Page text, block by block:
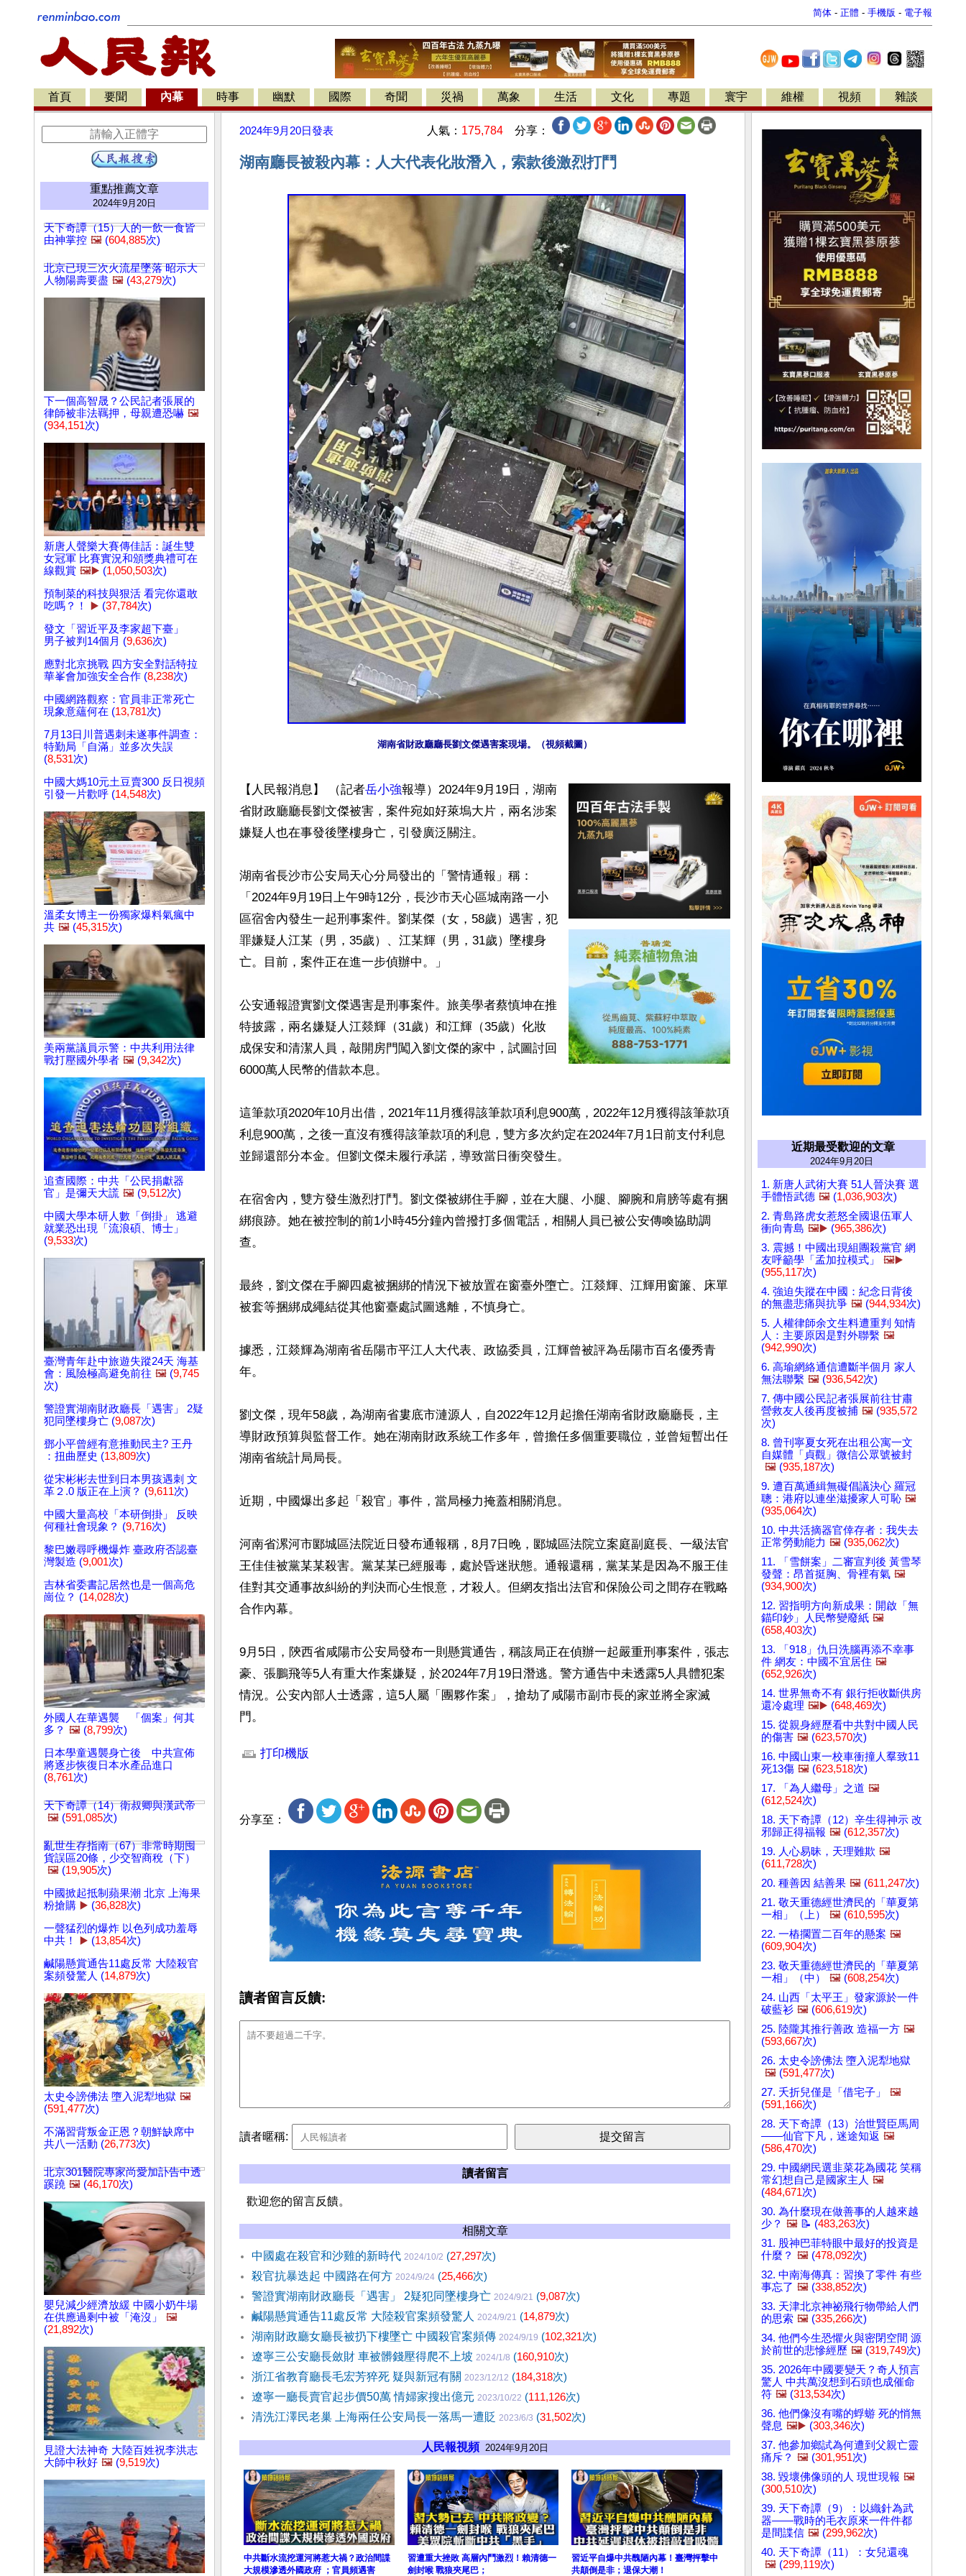
简体 - 正體 - 手機版 - 電子報
首頁 要聞 內幕 時事 幽默 國際 奇聞 災禍 萬象 生活 文化 專題 寰宇 維權 視頻 雜談
重點推薦文章
2024年9月20日
天下奇譚（15）人的一飲一食皆
由神掌控 🖼️ (604,885次)
北京已現三次火流星墜落 昭示大
人物陽壽要盡 🖼️ (43,279次)
下一個高智晟？公民記者張展的
律師被非法羈押，母親遭恐​​嚇 🖼️
(934,151次)
新唐人聲樂大賽傳佳話：誕生雙
女冠軍 比賽實況和頒獎典禮可在
線觀賞 🖼️▶️ (1,050,503次)
預制菜的科技與狠活 看完你還敢
吃嗎？！
▶️ (37,784次)
發文「習近平及李家超下臺」
男子被判14個月 (9,636次)
應對北京挑戰 四方安全對話特拉
華峯會加強安全合作 (8,238次)
中國網路觀察：官員非正常死亡
現象意蘊何在 (13,781次)
7月13日川普遇刺未遂事件調查：
特勤局「自滿」並多次失誤
(8,531次)
中國大媽10元土豆賣300 反日視頻
引發一片歡呼 (14,548次)
溫柔女博主一份獨家爆料氣瘋中
共 🖼️ (45,315次)
美兩黨議員示警：中共利用法律
戰打壓國外學者 🖼️ (9,342次)
追查國際：中共「公民捐獻器
官」是彌天大謊 🖼️ (9,512次)
中國大學本研人數「倒掛」 逃避
就業恐出現「流浪碩、博士」
(9,533次)
臺灣青年赴中旅遊失蹤24天 海基
會：風險極高避免前往 🖼️ (9,745
次)
警證實湖南財政廳長「遇害」 2疑
犯同墜樓身亡 (9,087次)
鄧小平曾經有意推動民主? 王丹
：扭曲歷史 (13,809次)
從宋彬彬去世到日本男孩遇刺 文
革２.0 版正在上演？ (9,611次)
中國大量高校「本研倒掛」 反映
何種社會現象？ (9,716次)
黎巴嫩尋呼機爆炸 臺政府否認臺
灣製造 (9,001次)
吉林省委書記居然也是一個高危
崗位？ (14,028次)
外國人在華遇襲 「個案」何其
多？ 🖼️ (8,799次)
日本學童遇襲身亡後 中共宣佈
將逐步恢復日本水產品進口
(8,761次)
天下奇譚（14）衛叔卿與漢武帝
🖼️ (591,085次)
亂世生存指南（67）非常時期囤
貨誤區20條，少交智商稅（下）
🖼️ (19,905次)
中國掀起抵制蘋果潮 北京 上海果
粉搶購 ▶️ (36,828次)
一聲猛烈的爆炸 以色列成功羞辱
中共！
▶️ (13,854次)
鹹陽懸賞通告11處反常 大陸殺官
案頻發驚人 (14,879次)
太史令謗佛法 墮入泥犁地獄 🖼️
(591,477次)
不滿習背叛金正恩？朝鮮缺席中
共八一活動 (26,773次)
北京301醫院專家尚愛加訃告中透
蹊蹺 🖼️ (46,170次)
嬰兒減少經濟放緩 中國小奶牛場
在供應過剩中被「淹沒」
🖼️
(21,892次)
見證大法神奇 大陸百姓祝李洪志
大師中秋好 🖼️ (9,519次)
2024年9月20日發表 人氣： 175,784 分享：
湖南廳長被殺內幕：人大代表化妝潛入，索款後激烈打鬥
湖南省財政廳廳長劉文傑遇害案現場。（視頻截圖）
【人民報消息】 （記者岳小強報導）2024年9月19日，湖南
省財政廳廳長劉文傑被害，案件宛如好萊塢大片，兩名涉案
嫌疑人也在事發後墜樓身亡，引發廣泛關注。
湖南省長沙市公安局天心分局發出的「警情通報」稱：
「2024年9月19日上午9時12分，長沙市天心區城南路一小
區宿舍內發生一起刑事案件。劉某傑（女，58歲）遇害，犯
罪嫌疑人江某（男，35歲）、江某輝（男，31歲）墜樓身
亡。目前，案件正在進一步偵辦中。」
公安通報證實劉文傑遇害是刑事案件。旅美學者蔡慎坤在推
特披露，兩名嫌疑人江燚輝（31歲）和江輝（35歲）化妝
成保安和清潔人員，敲開房門闖入劉文傑的家中，試圖討回
6000萬人民幣的借款本息。
這筆款項2020年10月出借，2021年11月獲得該筆款項利息900萬，2022年12月獲得該筆款項
利息900萬，之後一直沒有獲得該筆款項的利息，雙方多次約定在2024年7月1日前支付利息
並歸還部分本金。但劉文傑未履行承諾，導致當日衝突發生。
在宿舍內，雙方發生激烈打鬥。劉文傑被綁住手腳，並在大腿、小腿、腳腕和肩膀等處有捆
綁痕跡。她在被控制的前1小時45分鐘內曾撥打多個電話，相關人員已被公安傳喚協助調
查。
最終，劉文傑在手腳四處被捆綁的情況下被放置在窗臺外墮亡。江燚輝、江輝用窗簾、床單
被套等捆綁成繩結從其他窗臺處試圖逃離，不慎身亡。
據悉，江燚輝為湖南省岳陽市平江人大代表、政協委員，江輝曾被評為岳陽市百名優秀青
年。
劉文傑，現年58歲，為湖南省婁底市漣源人，自2022年12月起擔任湖南省財政廳廳長，主
導財政預算與監督工作。她在湖南財政系統工作多年，曾擔任多個重要職位，並曾短暫出任
湖南省統計局局長。
近期，中國爆出多起「殺官」事件，當局極力掩蓋相關消息。
河南省漯河市郾城區法院近日發布通報稱，8月7日晚，郾城區法院立案庭副庭長、一級法官
王佳佳被黨某某殺害。黨某某已經服毒，處於昏迷狀態。通報還稱，黨某某是因為不服王佳
佳對其交通事故糾紛的判決而心生恨意，才殺人。但網友指出法官和保險公司之間存在戰略
合作內幕。
9月5日，陝西省咸陽市公安局發布一則懸賞通告，稱該局正在偵辦一起嚴重刑事案件，張志
豪、張鵬飛等5人有重大作案嫌疑，於2024年7月19日潛逃。警方通告中未透露5人具體犯案
情況。公安內部人士透露，這5人屬「團夥作案」，搶劫了咸陽市副市長的家並將全家滅
門。
打印機版
分享至：
讀者留言反饋:
讀者暱稱:
讀者留言
歡迎您的留言反饋。
相關文章
中國處在殺官和沙雞的新時代 2024/10/2 (27,297次)
殺官抗暴迭起 中國路在何方 2024/9/24 (25,466次)
警證實湖南財政廳長「遇害」 2疑犯同墜樓身亡 2024/9/21 (9,087次)
鹹陽懸賞通告11處反常 大陸殺官案頻發驚人 2024/9/21 (14,879次)
湖南財政廳女廳長被扔下樓墜亡 中國殺官案頻傳 2024/9/19 (102,321次)
遼寧三公安廳長斂財 車被髒錢壓得爬不上坡 2024/1/8 (160,910次)
浙江省教育廳長毛宏芳猝死 疑與新冠有關 2023/12/12 (184,318次)
遼寧一廳長賣官起步價50萬 情婦家搜出億元 2023/10/22 (111,126次)
清洗江澤民老巢 上海兩任公安局長一落馬一遭貶 2023/6/3 (31,502次)
人民報視頻 2024年9月20日
中共斷水流挖運河將惹大禍？政治間諜
大規模滲透外國政府 ；官員頻遇害
習遭重大挫敗 高層內鬥激烈！賴清德一
劍封喉 戰狼夾尾巴；
習近平自爆中共醜陋內幕！臺灣抨擊中
共顛倒是非；退保大潮！
近期最受歡迎的文章
2024年9月20日
1. 新唐人武術大賽 51人晉決賽 選
手體悟武德 🖼️ (1,036,903次)
2. 青島路虎女惹怒全國退伍軍人
衝向青島 🖼️▶️ (965,386次)
3. 震撼！中國出現組團殺黨官 網
友呼籲學「孟加拉模式」
🖼️▶️
(955,117次)
4. 強迫失蹤在中國：紀念日背後
的無盡悲痛與抗爭 🖼️ (944,934次)
5. 人權律師余文生料遭重判 知情
人：主要原因是對外聯繫 🖼️
(942,990次)
6. 高瑜網絡通信遭斷半個月 家人
無法聯繫 🖼️ (936,542次)
7. 傳中國公民記者張展前往甘肅
營救友人後再度被捕 🖼️ (935,572
次)
8. 曾刊寧夏女死在出租公寓一文
自媒體「貞觀」微信公眾號被封
🖼️ (935,187次)
9. 遭百萬通緝無礙倡議決心 羅冠
聰：港府以連坐滋擾家人可恥 🖼️
(935,064次)
10. 中共活摘器官倖存者：我失去
正常勞動能力 🖼️ (935,062次)
11. 「雪餅案」二審宣判後 黃雪琴
發聲：昂首挺胸、骨裡有氣 🖼️
(934,900次)
12. 習指明方向新成果：開啟「無
錨印鈔」人民幣變廢紙 🖼️
(658,403次)
13. 「918」仇日洗腦再添不幸事
件 網友：中國不宜居住 🖼️
(652,926次)
14. 世界無奇不有 銀行拒收斷供房
還冷處理 🖼️▶️ (648,469次)
15. 從親身經歷看中共對中國人民
的傷害 🖼️ (623,570次)
16. 中國山東一校車衝撞人羣致11
死13傷 🖼️ (623,518次)
17. 「為人繼母」之道 🖼️
(612,524次)
18. 天下奇譚（12）辛生得神示 改
邪歸正得福報 🖼️ (612,357次)
19. 人心易昧，天理難欺 🖼️
(611,728次)
20. 種善因 結善果 🖼️ (611,247次)
21. 敬天重德經世濟民的「華夏第
一相」（上）
🖼️ (610,595次)
22. 一樁擱置二百年的懸案 🖼️
(609,904次)
23. 敬天重德經世濟民的「華夏第
一相」（中）
🖼️ (608,254次)
24. 山西「太平王」發家源於一件
破藍衫 🖼️ (606,619次)
25. 陸隴其推行善政 造福一方 🖼️
(593,667次)
26. 太史令謗佛法 墮入泥犁地獄
🖼️ (591,477次)
27. 夭折兒僅是「借宅子」
🖼️
(591,166次)
28. 天下奇譚（13）治世賢臣馬周
——仙官下凡，迷途知返 🖼️
(586,470次)
29. 中國網民選韭菜花為國花 笑稱
常幻想自己是國家主人 🖼️
(484,671次)
30. 為什麼現在做善事的人越來越
少？ 🖼️ 📝 (483,263次)
31. 股神巴菲特眼中最好的投資是
什麼？ 🖼️ (478,092次)
32. 中南海傳真：習換了零件 有些
事忘了 🖼️ (338,852次)
33. 天津北京神祕飛行物帶給人們
的思索 🖼️ (335,266次)
34. 他們今生恐懼火與密閉空間 源
於前世的悲慘經歷 🖼️ (319,749次)
35. 2026年中國要變天？奇人預言
驚人 中共萬沒想到石頭也成催命
符 🖼️ (313,534次)
36. 他們像沒有嘴的蜉蝣 死的悄無
聲息 🖼️▶️ (303,346次)
37. 他參加鄉試為何遭到父親亡靈
痛斥？ 🖼️ (301,951次)
38. 毀壞佛像頭的人 現世現報 🖼️
(300,510次)
39. 天下奇譚（9）：以織針為武
器——戰時的毛衣原來一件件都
是間諜信 🖼️ (299,962次)
40. 天下奇譚（11）：女兒還魂
🖼️ (299,119次)